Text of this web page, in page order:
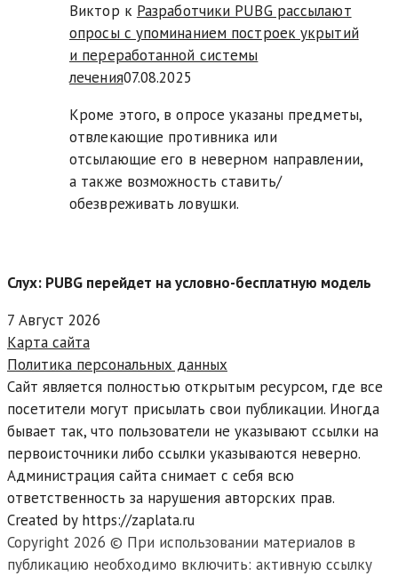
Виктор к Разработчики PUBG рассылают
опросы с упоминанием построек укрытий
и переработанной системы
лечения07.08.2025
Кроме этого, в опросе указаны предметы,
отвлекающие противника или
отсылающие его в неверном направлении,
а также возможность ставить/
обезвреживать ловушки.
Слух: PUBG перейдет на условно-бесплатную модель
7 Август 2026
Карта сайта
Политика персональных данных
Сайт является полностью открытым ресурсом, где все
посетители могут присылать свои публикации. Иногда
бывает так, что пользователи не указывают ссылки на
первоисточники либо ссылки указываются неверно.
Администрация сайта снимает с себя всю
ответственность за нарушения авторских прав.
Created by https://zaplata.ru
Copyright 2026 © При использовании материалов в
публикацию необходимо включить: активную ссылку